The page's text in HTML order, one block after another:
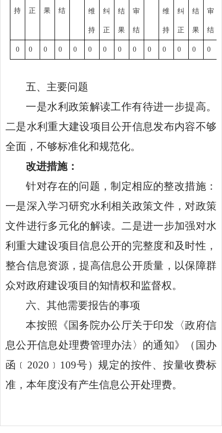
持 正 果 结 维
持
纠
正
结
果
审
结
维
持
纠
正
结
果
审
结
0 0 0 0 0 0 0 0 0 0 0 0 0 0
五、 主要问题
一是水利 政策解读工作有待进一步提高。
二是水利重大建设项目公开信息发布内容不够
全面，不够标准化和规范化。
改进措施 ：
针对存在的问题，制定相应的整改措施：
一是深入学习研究水利相关政策文件，对政策
文件进行多元化的解读。二是进一步加强对水
利重大建设项目信息公开的完整度和及时性，
整合信息资源，提高信息公开质量，以保障群
众对政府建设项目的知情权和监督权。
六、其他需要报告的事项
本按照《国务院办公厅关于印发〈政府信
息公开信息处理费管理办法〉的通知》（国办
函﹝2020﹞109号）规定的按件、按量收费标
准，本年度没有产生信息公开处理费。